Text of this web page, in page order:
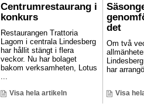
Centrumrestaurang i
konkurs
Restaurangen Trattoria
Lagom i centrala Lindesberg
har hållit stängt i flera
veckor. Nu har bolaget
bakom verksamheten, Lotus
Visa hela artikeln
det
Om två
har
Visa